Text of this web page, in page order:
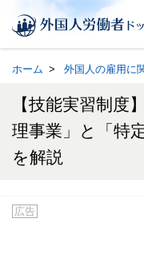
ホーム 外国人の雇用に
【技能実習制度
理事業」と「特
を解説
広告